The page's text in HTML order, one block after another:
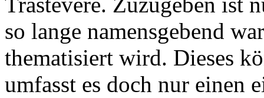
so lange namensgebend
thematisiert wird. Dieses
umfasst es doch nur einen